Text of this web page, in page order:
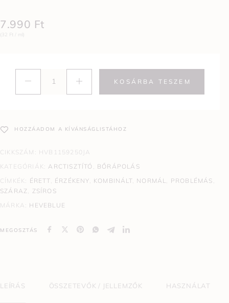
7.990 Ft
(32 Ft / ml)
KOSÁRBA TESZEM
HOZZÁADOM A KÍVÁNSÁGLISTÁHOZ
CIKKSZÁM: HVB1159250JA
KATEGÓRIÁK:ARCTISZTÍTÓ , BŐRÁPOLÁS
CÍMKÉK: ÉRETT, ÉRZÉKENY, KOMBINÁLT, NORMÁL, PROBLÉMÁS ,
SZÁRAZ , ZSÍROS
MÁRKA: HEVEBLUE
MEGOSZTÁS
LEÍRÁS ÖSSZETEVŐK / JELLEMZŐK HASZNÁLAT